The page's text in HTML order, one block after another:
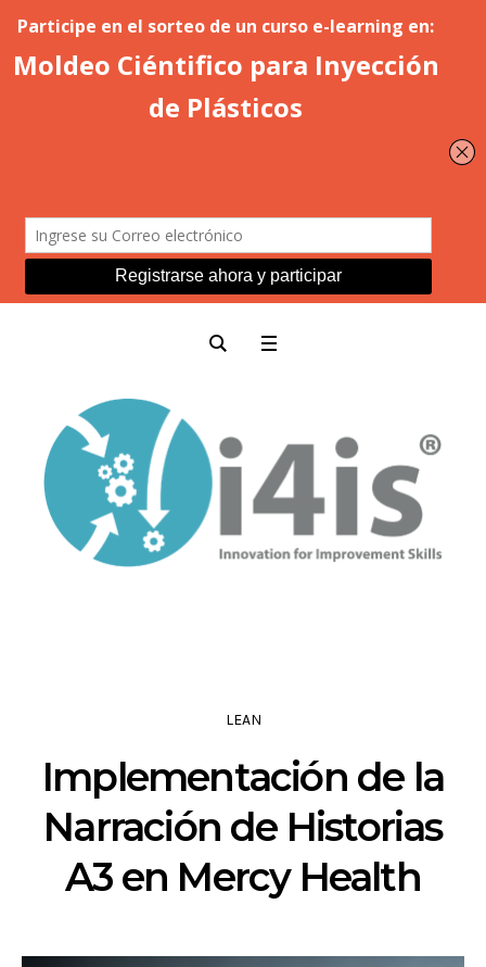
LEAN
Implementación de la
Narración de Historias
A3 en Mercy Health